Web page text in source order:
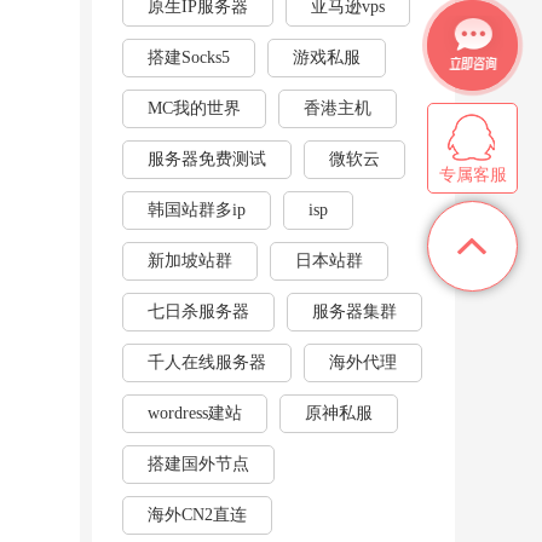
原生IP服务器 亚马逊vps
搭建Socks5 游戏私服
MC我的世界 香港主机
服务器免费测试 微软云
韩国站群多ip isp
新加坡站群 日本站群
七日杀服务器 服务器集群
千人在线服务器 海外代理
wordress建站 原神私服
搭建国外节点
海外CN2直连
专属客服